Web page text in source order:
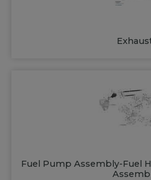
Fuel Pump Assembly-Fuel